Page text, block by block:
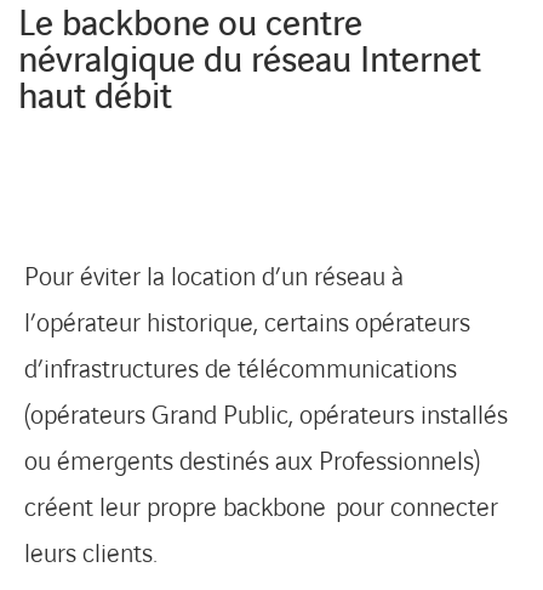
Le backbone ou centre
névralgique du réseau Internet
haut débit
Pour éviter la location d’un réseau à
l’opérateur historique, certains opérateurs
d’infrastructures de télécommunications
(opérateurs Grand Public, opérateurs installés
ou émergents destinés aux Professionnels)
créent leur propre backbone pour connecter
leurs clients.